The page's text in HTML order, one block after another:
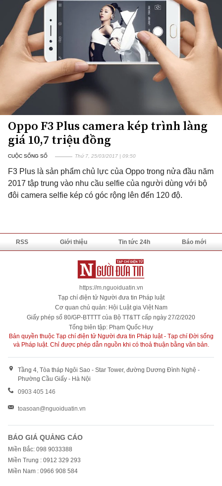
Oppo F3 Plus camera kép trình làng
giá 10,7 triệu đồng
CUỘC SỐNG SỐ Thứ 7, 25/03/2017 | 09:50
F3 Plus là sản phẩm chủ lực của Oppo trong nửa đầu năm
2017 tập trung vào nhu cầu selfie của người dùng với bộ
đôi camera selfie kép có góc rộng lên đến 120 độ.
RSS Giới thiệu Tin tức 24h Báo mới
https://m.nguoiduatin.vn
Tạp chí điện tử Người đưa tin Pháp luật
Cơ quan chủ quản: Hội Luật gia Việt Nam
Giấy phép số 80/GP-BTTTT của Bộ TT&TT cấp ngày 27/2/2020
Tổng biên tập: Phạm Quốc Huy
Bản quyền thuộc Tạp chí điện tử Người đưa tin Pháp luật - Tạp chí Đời sống
và Pháp luật. Chỉ được phép dẫn nguồn khi có thoả thuận bằng văn bản.
Tầng 4, Tòa tháp Ngôi Sao - Star Tower, đường Dương Đình Nghệ -
Phường Cầu Giấy - Hà Nội
0903 405 146
toasoan@nguoiduatin.vn
BÁO GIÁ QUẢNG CÁO
Miền Bắc: 098 9033388
Miền Trung : 0912 329 293
Miền Nam : 0966 908 584